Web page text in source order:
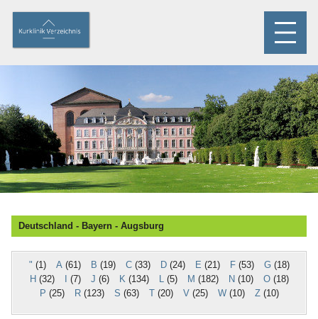
Deutschland - Bayern - Augsburg
" (1) A(61) B (19) C(33) D(24) E (21) F(53) G(18)
H (32) (7) J (6) K(134) L(5) M (182) N (10) O(18)
P (25) R(123) S (63) T(20) V(25) W(10) Z(10)